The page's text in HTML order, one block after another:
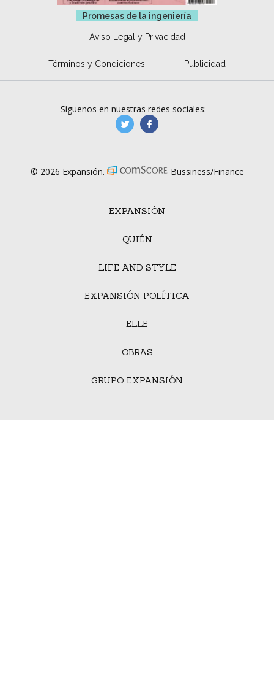
Promesas de la ingeniería
Aviso Legal y Privacidad
Términos y Condiciones Publicidad
EXPANSIÓN
QUIÉN
LIFE AND STYLE
EXPANSIÓN POLÍTICA
ELLE
OBRAS
GRUPO EXPANSIÓN
Síguenos en nuestras redes sociales:
manufacturaGE
© 2026 Expansión. Bussiness/Finance